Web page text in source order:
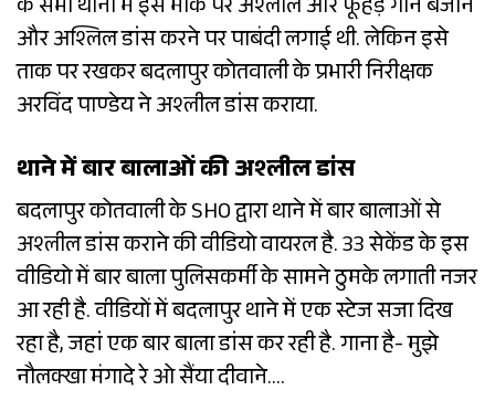
के सभी थानों में इस मौके पर अश्लील और फूहड़ गाने बजाने
और अश्लिल डांस करने पर पाबंदी लगाई थी. लेकिन इसे
ताक पर रखकर बदलापुर कोतवाली के प्रभारी निरीक्षक
अरविंद पाण्डेय ने अश्लील डांस कराया.
थाने में बार बालाओं की अश्लील डांस
बदलापुर कोतवाली के SHO द्वारा थाने में बार बालाओं से
अश्लील डांस कराने की वीडियो वायरल है. 33 सेकेंड के इस
वीडियो में बार बाला पुलिसकर्मी के सामने ठुमके लगाती नजर
आ रही है. वीडियों में बदलापुर थाने में एक स्टेज सजा दिख
रहा है, जहां एक बार बाला डांस कर रही है. गाना है- मुझे
नौलक्खा मंगादे रे ओ सैंया दीवाने….